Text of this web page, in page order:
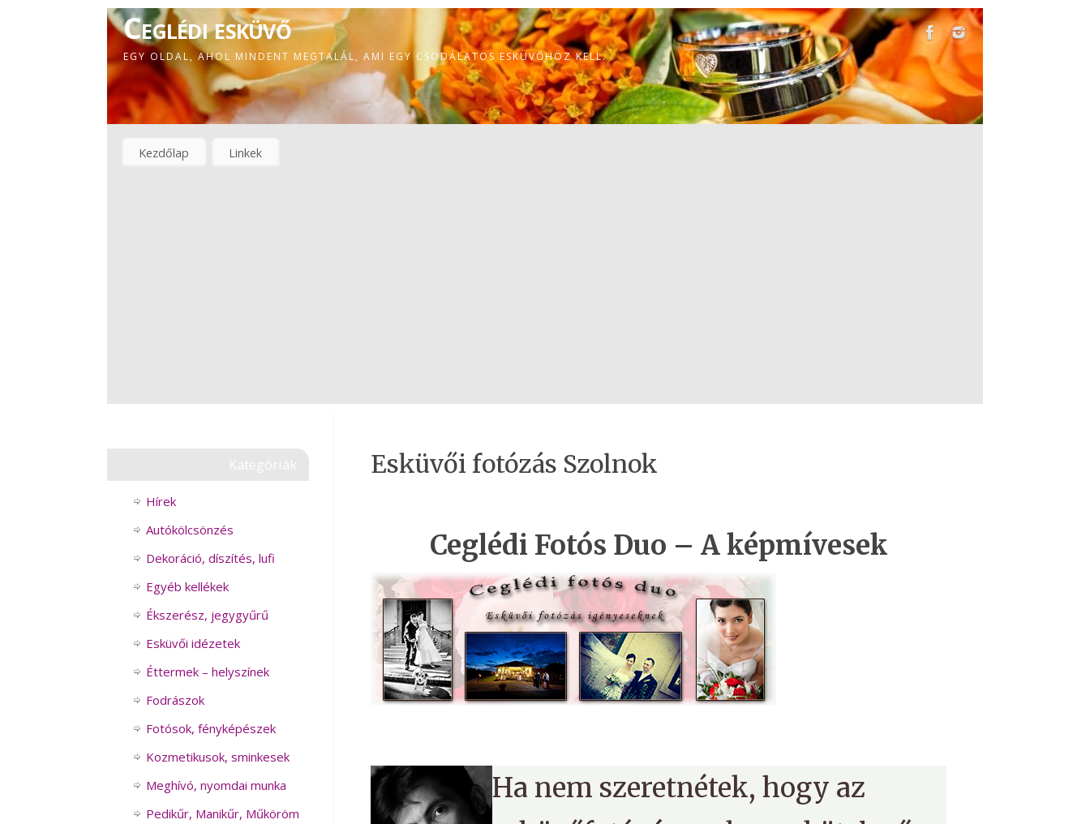
Ceglédi esküvő
EGY OLDAL, AHOL MINDENT MEGTALÁL, AMI EGY CSODÁLATOS ESKÜVŐHÖZ KELL.
Kezdőlap Linkek
Esküvői fotózás Szolnok
Ceglédi Fotós Duo – A képmívesek
Ha nem szeretnétek, hogy az
Kategóriák
Hírek
Autókölcsönzés
Dekoráció, díszítés, lufi
Egyéb kellékek
Ékszerész, jegygyűrű
Esküvői idézetek
Éttermek – helyszínek
Fodrászok
Fotósok, fényképészek
Kozmetikusok, sminkesek
Meghívó, nyomdai munka
Pedikűr, Manikűr, Műköröm